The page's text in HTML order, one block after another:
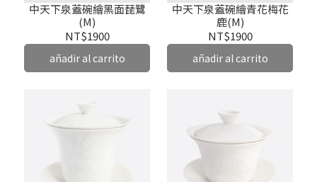
中天下泉蓋碗繪黑面琵鷺
(M)
NT$1900
añadir al carrito
中天下泉蓋碗繪青花梅花
鹿(M)
NT$1900
añadir al carrito